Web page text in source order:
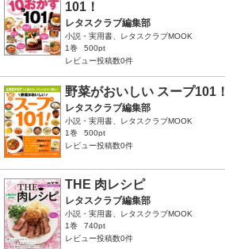
101！
レタスクラブ編集部
小説・実用書、レタスクラブMOOK
1巻
500pt
レビュー投稿数0件
野菜がおいしい スープ101！
レタスクラブ編集部
小説・実用書、レタスクラブMOOK
1巻
500pt
レビュー投稿数0件
THE 肉レシピ
レタスクラブ編集部
小説・実用書、レタスクラブMOOK
1巻
740pt
レビュー投稿数0件